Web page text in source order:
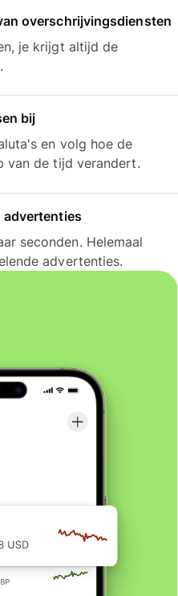
overschrijvingsdiensten
je krijgt altijd de
bij
en volg hoe de
van de tijd verandert.
advertenties
seconden. Helemaal
advertenties.